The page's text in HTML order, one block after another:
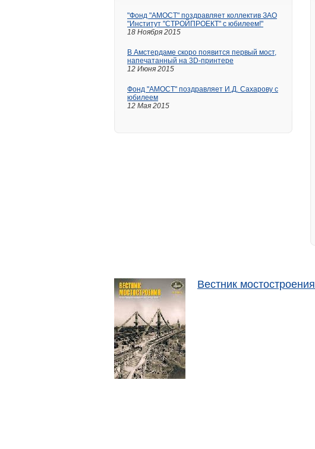
"Фонд "АМОСТ" поздравляет коллектив ЗАО
"Институт "СТРОЙПРОЕКТ" с юбилеем!"
18 Ноября 2015
В Амстердаме скоро появится первый мост,
напечатанный на 3D-принтере
12 Июня 2015
Фонд "АМОСТ" поздравляет И.Д. Сахарову с
юбилеем
12 Мая 2015
Вестник